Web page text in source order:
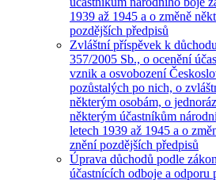
1939 až 1945 a o změně
pozdějších předpisů
Zvláštní příspěvek k
357/2005 Sb., o ocenění
vznik a osvobození
pozůstalých po nich, o
některým osobám, o
některým účastníkům
letech 1939 až 1945 a o
znění pozdějších předpisů
Úprava důchodů podle
účastnících odboje a odporu